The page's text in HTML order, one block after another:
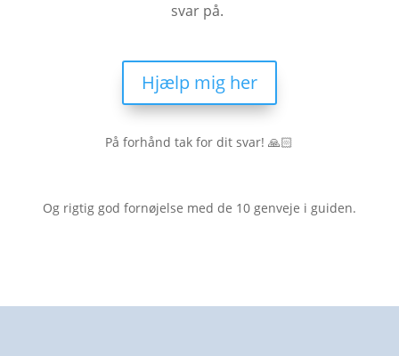
svar på.
Hjælp mig her
På forhånd tak for dit svar! 🙏🏻
Og rigtig god fornøjelse med de 10 genveje i guiden.